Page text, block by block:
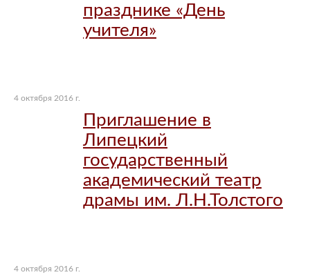
празднике «День
учителя»
4 октября 2016 г.
Приглашение в
Липецкий
государственный
академический театр
драмы им. Л.Н.Толстого
4 октября 2016 г.